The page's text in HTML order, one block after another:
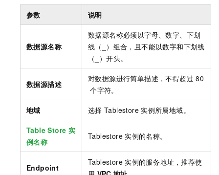
参数 说明
数据源名称
数据源名称必须以字母、数字、下划
线（_）组合，且不能以数字和下划线
（_）开头。
数据源描述
对数据源进行简单描述，不得超过 80
个字符。
地域 选择 Tablestore 实例所属地域。
Table Store 实
例名称
Tablestore 实例的名称。
Endpoint
Tablestore 实例的服务地址，推荐使